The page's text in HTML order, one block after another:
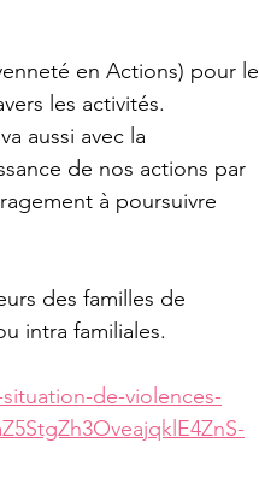
en Actions) pour le
les activités.
aussi avec la
de nos actions par
à poursuivre
des familles de
intra familiales.
de-violences-